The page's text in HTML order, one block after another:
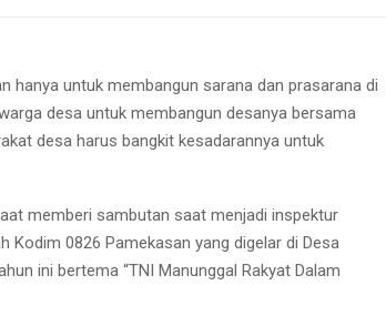
hanya untuk membangun sarana dan prasarana di
desa untuk membangun desanya bersama
desa harus bangkit kesadarannya untuk
memberi sambutan saat menjadi inspektur
Kodim 0826 Pamekasan yang digelar di Desa
ini bertema “TNI Manunggal Rakyat Dalam